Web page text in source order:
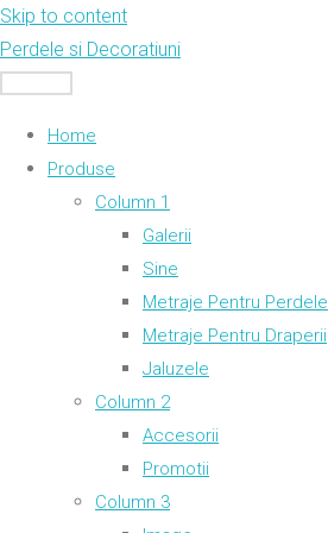
Skip to content
Perdele si Decoratiuni
Home
Produse
Column 1
Galerii
Sine
Metraje Pentru Perdele
Metraje Pentru Draperii
Jaluzele
Column 2
Accesorii
Promotii
Column 3